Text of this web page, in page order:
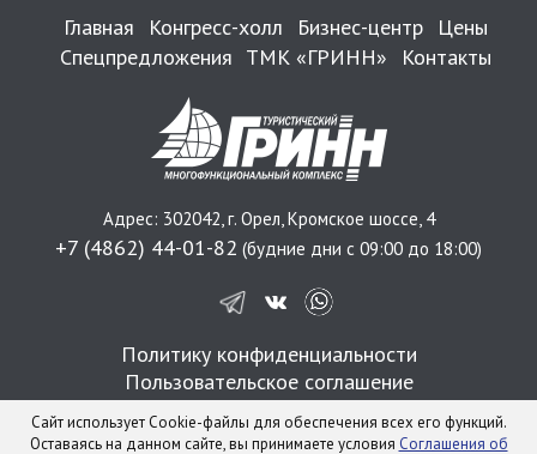
Главная Конгресс-холл Бизнес-центр
Цены
Спецпредложения ТМК «ГРИНН» Контакты
Адрес: 302042, г. Орел, Кромское шоссе, 4
+7 (4862) 44-01-82 (будние дни с 09:00 до 18:00)
Политику конфиденциальности
Пользовательское соглашение
ОГРНИП 319574900027458 ИНН 571101833908
Сайт использует Cookie-файлы для обеспечения всех его функций.
Оставаясь на данном сайте, вы принимаете условия Соглашения об